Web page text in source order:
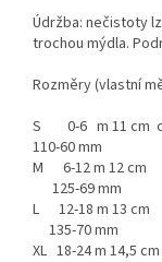
Údržba: nečistoty
trochou mýdla.
Rozměry (vlastní
S 0-6 m 11 cm od
110-60 mm
M 6-
125-69 mm
L
135-70 mm
XL